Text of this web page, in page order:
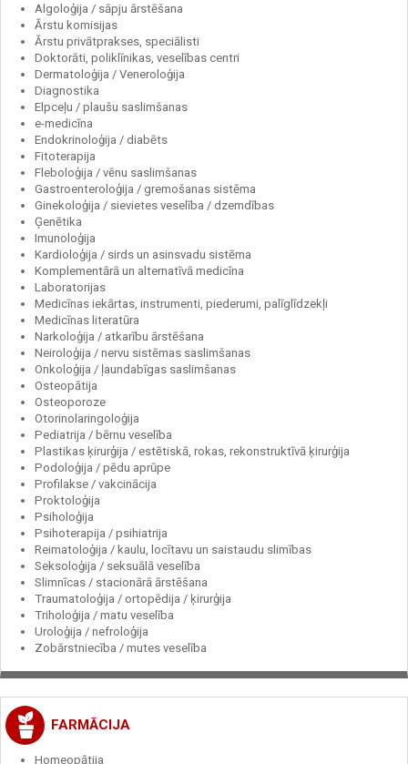
Algoloģija / sāpju ārstēšana
Ārstu komisijas
Ārstu privātprakses, speciālisti
Doktorāti, poliklīnikas, veselības centri
Dermatoloģija / Veneroloģija
Diagnostika
Elpceļu / plaušu saslimšanas
e-medicīna
Endokrinoloģija / diabēts
Fitoterapija
Fleboloģija / vēnu saslimšanas
Gastroenteroloģija / gremošanas sistēma
Ginekoloģija / sievietes veselība / dzemdības
Ģenētika
Imunoloģija
Kardioloģija / sirds un asinsvadu sistēma
Komplementārā un alternatīvā medicīna
Laboratorijas
Medicīnas iekārtas, instrumenti, piederumi, palīglīdzekļi
Medicīnas literatūra
Narkoloģija / atkarību ārstēšana
Neiroloģija / nervu sistēmas saslimšanas
Onkoloģija / ļaundabīgas saslimšanas
Osteopātija
Osteoporoze
Otorinolaringoloģija
Pediatrija / bērnu veselība
Plastikas ķirurģija / estētiskā, rokas, rekonstruktīvā ķirurģija
Podoloģija / pēdu aprūpe
Profilakse / vakcinācija
Proktoloģija
Psiholoģija
Psihoterapija / psihiatrija
Reimatoloģija / kaulu, locītavu un saistaudu slimības
Seksoloģija / seksuālā veselība
Slimnīcas / stacionārā ārstēšana
Traumatoloģija / ortopēdija / ķirurģija
Triholoģija / matu veselība
Uroloģija / nefroloģija
Zobārstniecība / mutes veselība
FARMĀCIJA
Homeopātija